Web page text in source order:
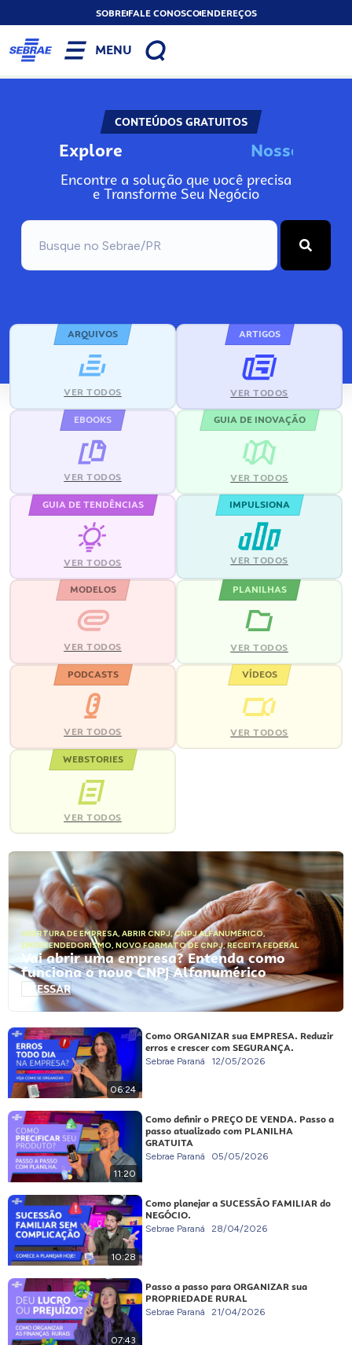
SOBREFALE CONOSCOENDEREÇOS
MENU
CONTEÚDOS GRATUITOS
Explore Nosso
Encontre a solução que você precisa
e Transforme Seu Negócio
ARQUIVOS
VER TODOS
ARTIGOS
VER TODOS
EBOOKS
VER TODOS
GUIA DE INOVAÇÃO
VER TODOS
GUIA DE TENDÊNCIAS
VER TODOS
IMPULSIONA
VER TODOS
MODELOS
VER TODOS
PLANILHAS
VER TODOS
PODCASTS
VER TODOS
VÍDEOS
VER TODOS
WEBSTORIES
VER TODOS
ABERTURA DE EMPRESA, ABRIR CNPJ,CNPJ ALFANUMÉRICO,
EMPREENDEDORISMO, NOVO FORMATO DE CNPJ,RECEITA FEDERAL
Vai abrir uma empresa? Entenda como
funciona o novo CNPJ Alfanumérico
ACESSAR
06:24
Como ORGANIZAR sua EMPRESA. Reduzir
erros e crescer com SEGURANÇA.
Sebrae Paraná 12/05/2026
11:20
Como definir o PREÇO DE VENDA. Passo a
passo atualizado com PLANILHA
GRATUITA
Sebrae Paraná 05/05/2026
10:28
Como planejar a SUCESSÃO FAMILIAR do
NEGÓCIO.
Sebrae Paraná 28/04/2026
07:43
Passo a passo para ORGANIZAR sua
PROPRIEDADE RURAL
Sebrae Paraná 21/04/2026